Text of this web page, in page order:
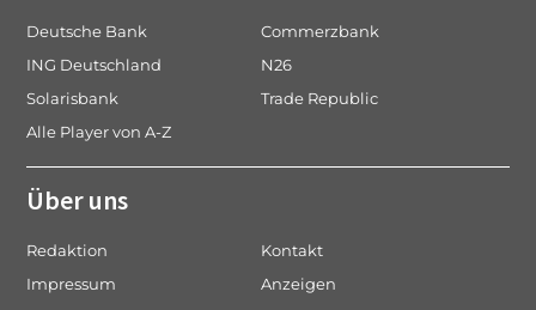
Deutsche Bank
Commerzbank
ING Deutschland
N26
Solarisbank
Trade Republic
Alle Player von A-Z
Über uns
Redaktion
Kontakt
Impressum
Anzeigen